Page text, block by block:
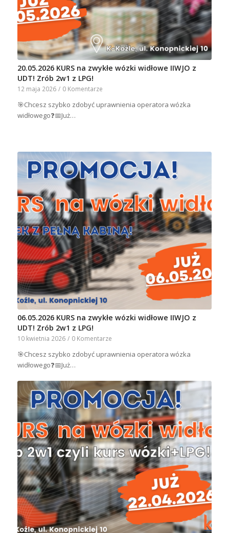
20.05.2026 KURS na zwykłe wózki widłowe IIWJO z
UDT! Zrób 2w1 z LPG!
12 maja 2026 / 0 Komentarze
🎯Chcesz szybko zdobyć uprawnienia operatora wózka
widłowego❓📅Już…
06.05.2026 KURS na zwykłe wózki widłowe IIWJO z
UDT! Zrób 2w1 z LPG!
10 kwietnia 2026 / 0 Komentarze
🎯Chcesz szybko zdobyć uprawnienia operatora wózka
widłowego❓📅Już…